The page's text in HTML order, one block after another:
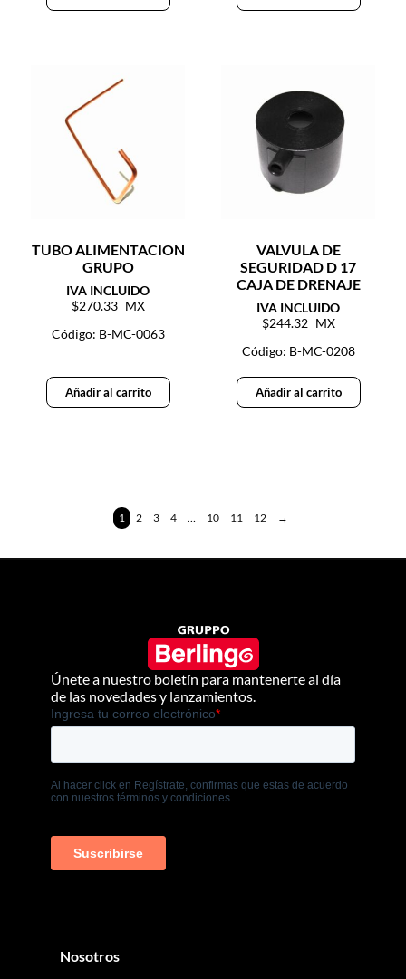
TUBO ALIMENTACION
GRUPO
270.33
Código: B-MC-0063
Añadir al carrito
VALVULA DE
SEGURIDAD D 17
CAJA DE DRENAJE
244.32
Código: B-MC-0208
Añadir al carrito
1 2 3 4 … 10 11 12 →
Únete a nuestro boletín para mantenerte al día
de las novedades y lanzamientos.
Nosotros